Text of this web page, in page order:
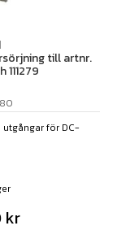
till artnr.
111279
utgångar för DC-
kr